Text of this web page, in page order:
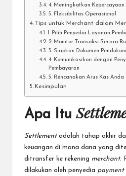
4. Meningkatkan Kepercayaan
5. Fleksibilitas Operasional
Tips untuk Merchant dalam
1. Pilih Penyedia Layanan
2. Monitor Transaksi Secara
3. Siapkan Dokumen
4. Komunikasikan dengan
Pembayaran
5. Rencanakan Arus Kas Anda
Kesimpulan
Apa Itu
Settlementadalah tahap akhir
keuangan di mana dana yang
ditransfer ke rekening merchant.
dilakukan oleh penyedia payment